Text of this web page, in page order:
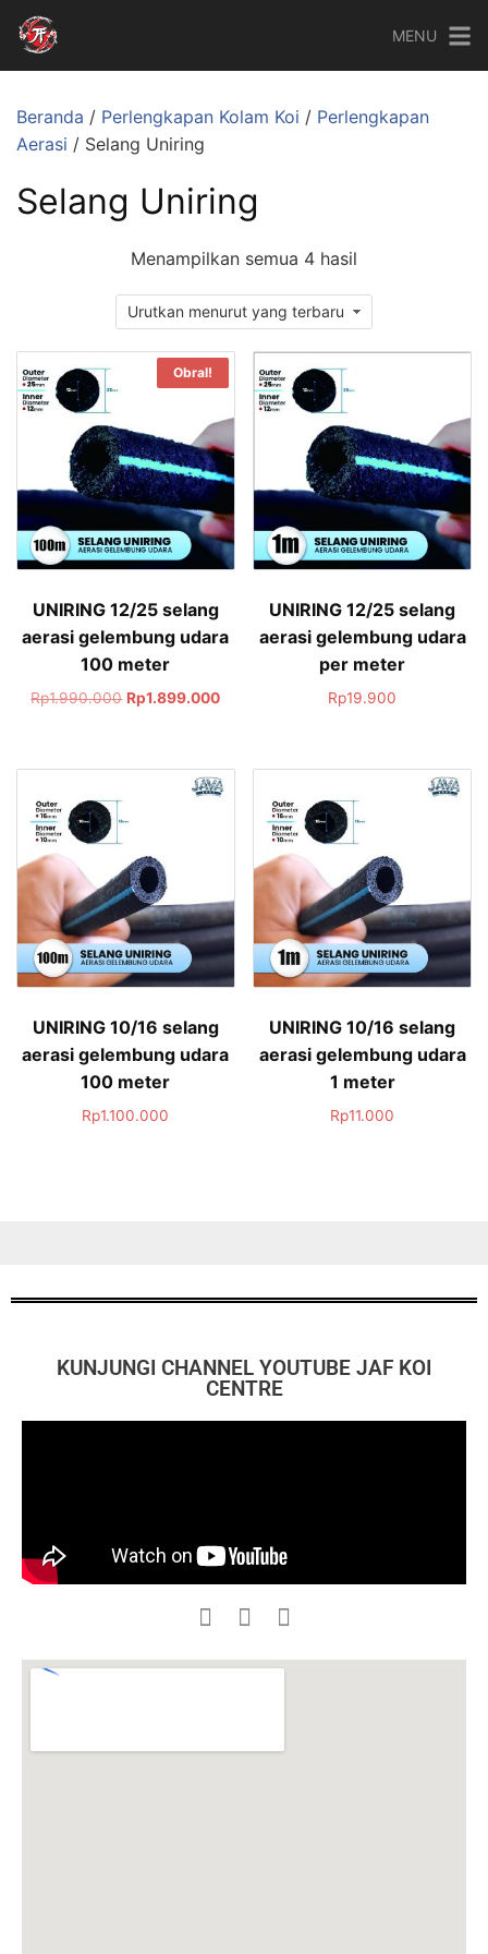
MENU
Beranda / Perlengkapan Kolam Koi / Perlengkapan
Aerasi / Selang Uniring
Selang Uniring
Menampilkan semua 4 hasil
Obral!
UNIRING 12/25 selang
aerasi gelembung udara
100 meter
Rp1.990.000 Rp1.899.000
UNIRING 12/25 selang
aerasi gelembung udara
per meter
Rp19.900
UNIRING 10/16 selang
aerasi gelembung udara
100 meter
Rp1.100.000
UNIRING 10/16 selang
aerasi gelembung udara
1 meter
Rp11.000
KUNJUNGI CHANNEL YOUTUBE JAF KOI
CENTRE